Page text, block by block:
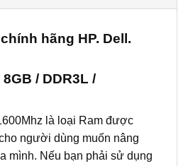
hãng HP. Dell.
/ DDR3L /
là loại Ram được
người dùng muốn nâng
mình. Nếu bạn phải sử dụng